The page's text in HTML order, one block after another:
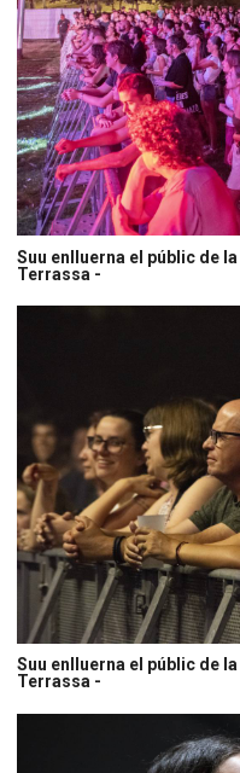
Suu enlluerna el públic de
Terrassa -
Suu enlluerna el públic de
Terrassa -